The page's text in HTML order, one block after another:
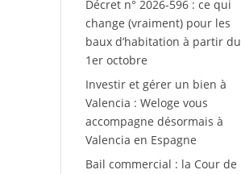
Décret n° 2026-596 : ce qui
change (vraiment) pour les
baux d’habitation à partir du
1er octobre
Investir et gérer un bien à
Valencia : Weloge vous
accompagne désormais à
Valencia en Espagne
Bail commercial : la Cour de